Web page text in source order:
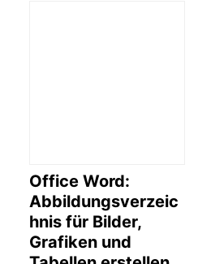
Office Word:
Abbildungsverzeic
hnis für Bilder,
Grafiken und